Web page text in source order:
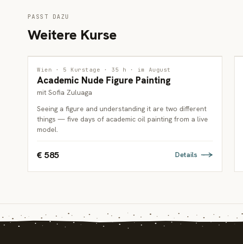
PASST DAZU
Weitere Kurse
MALEREI
ERWACHSENE
Wien · 5 Kurstage · 35 h · im August
Academic Nude Figure Painting
mit Sofia Zuluaga
Seeing a figure and understanding it are two different
things — five days of academic oil painting from a live
model.
€ 585 Details